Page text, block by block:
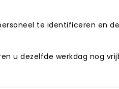
te identificeren en
u dezelfde werkdag nog